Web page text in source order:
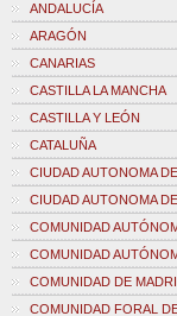
ANDALUCÍA
ARAGÓN
CANARIAS
CASTILLA LA MANCHA
CASTILLA Y LEÓN
CATALUÑA
CIUDAD AUTONOMA
CIUDAD AUTONOMA
COMUNIDAD
COMUNIDAD
COMUNIDAD DE
COMUNIDAD FORAL